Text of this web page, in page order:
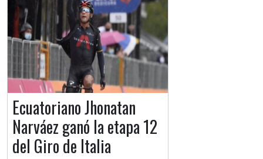
Ecuatoriano Jhonatan
Narváez ganó la etapa 12
del Giro de Italia